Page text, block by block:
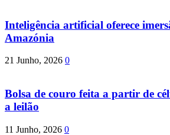
Inteligência artificial oferece
Amazónia
21 Junho, 2026 0
Bolsa de couro feita a partir de
a leilão
11 Junho, 2026 0